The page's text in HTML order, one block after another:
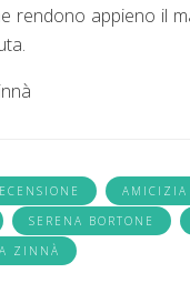
rendono appieno il
AMICIZIA
SERENA BORTONE
ZINNÀ